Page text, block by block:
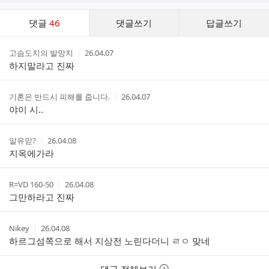
댓글46 댓글쓰기 답글쓰기
스
작
성
자
고슴도치의 발망치
작
간
26.04.07
하지말라고 진짜
작
성
자
기혼은 반드시 피해를 줍니다.
작
간
26.04.07
야이 시..
작
성
자
알유맏?
작
성
시
간
26.04.08
지옥에가라
작
성
자
R=VD 160-50
작
성
시
간
26.04.08
그만하라고 진짜
작
성
자
Nikey
작
성
시
간
26.04.08
하르그섬쪽으로 해서 지상전 노린다더니 ㄹㅇ 맞네